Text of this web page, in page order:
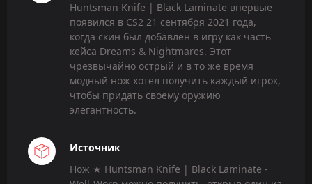
Huntsman Knife | Black Laminate впервые
появился в CS2 21 сентября 2021 года,
когда скин был добавлен в игру как часть
кейса Dreams & Nightmares. Этот
чрезвычайно острый и в то же время
модный нож хотел получить каждый игрок,
чтобы придать своему оружию
элегантность.
Источник
Нож ★ Huntsman Knife | Black Laminate -